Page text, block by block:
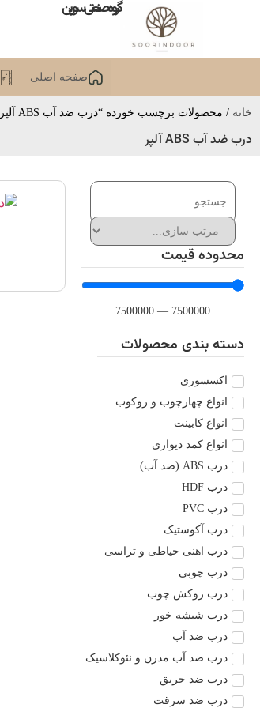
گروه صنعتی سورین
صفحه اصلی
خانه / محصولات برچسب خورده “درب ضد آب ABS آلپر”
درب ضد آب ABS آلپر
محدوده قیمت
7500000
—
7500000
دسته بندی محصولات
اکسسوری
انواع چهارچوب و روکوب
انواع کابینت
انواع کمد دیواری
درب ABS (ضد آب)
درب HDF
درب PVC
درب آکوستیک
درب اهنی حیاطی و تراسی
درب چوبی
درب روکش چوب
درب شیشه خور
درب ضد آب
درب ضد آب مدرن و نئوکلاسیک
درب ضد حریق
درب ضد سرقت